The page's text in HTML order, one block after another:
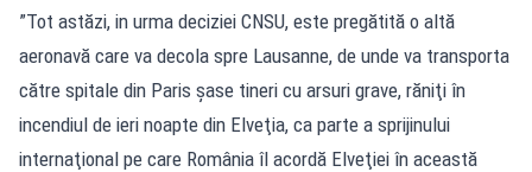
”Tot astăzi, in urma deciziei CNSU, este pregătită o altă
aeronavă care va decola spre Lausanne, de unde va transporta
către spitale din Paris şase tineri cu arsuri grave, răniţi în
incendiul de ieri noapte din Elveţia, ca parte a sprijinului
internaţional pe care România îl acordă Elveţiei în această